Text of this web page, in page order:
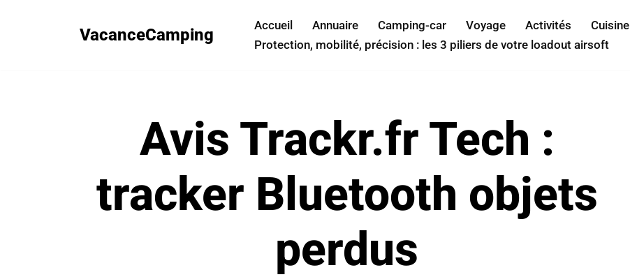
VacanceCamping Accueil Annuaire Camping-car Voyage Activités Cuisine
Protection, mobilité, précision : les 3 piliers de votre loadout airsoft
Avis Trackr.fr Tech :
tracker Bluetooth objets
perdus